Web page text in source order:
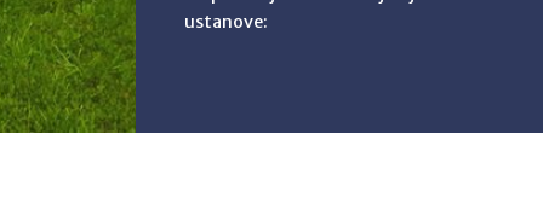
ustanove: